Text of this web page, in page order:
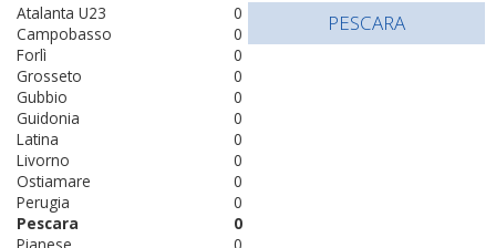
0
Atalanta U23
0
Campobasso
0
Forlì
0
Grosseto
0
Gubbio
0
Guidonia
0
Latina
0
Livorno
0
Ostiamare
0
Perugia
0
Pescara
PESCARA